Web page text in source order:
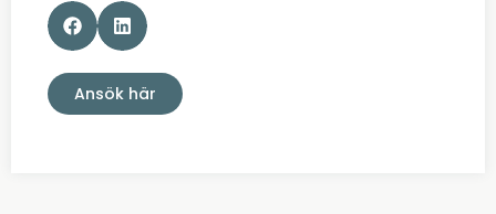
Ansök här